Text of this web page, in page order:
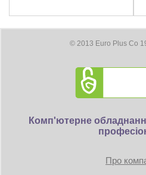
© 2013 Euro Plus Co
Комп'ютерне
Про